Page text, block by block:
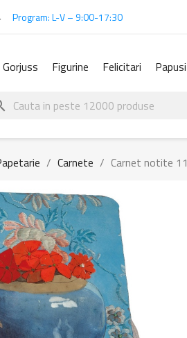
Program: L-V – 9:00-17:30
Gorjuss Figurine Felicitari
Carnete Carnet notite